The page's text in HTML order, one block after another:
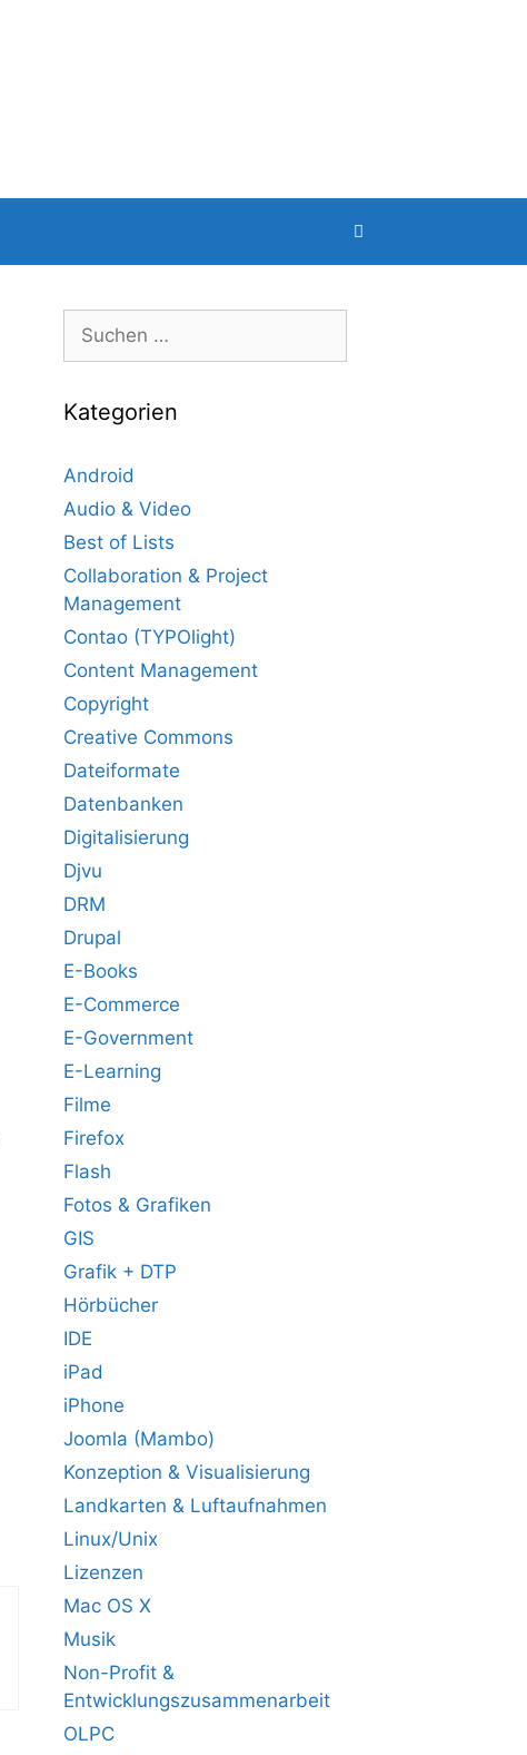
Suche
nach:
Kategorien
Android
Audio & Video
Best of Lists
Collaboration & Project
Management
Contao (TYPOlight)
Content Management
Copyright
Creative Commons
Dateiformate
Datenbanken
Digitalisierung
Djvu
DRM
Drupal
E-Books
E-Commerce
E-Government
E-Learning
Filme
Firefox
Flash
Fotos & Grafiken
GIS
Grafik + DTP
Hörbücher
IDE
iPad
iPhone
Joomla (Mambo)
Konzeption & Visualisierung
Landkarten & Luftaufnahmen
Linux/Unix
Lizenzen
Mac OS X
Musik
Non-Profit &
Entwicklungszusammenarbeit
OLPC